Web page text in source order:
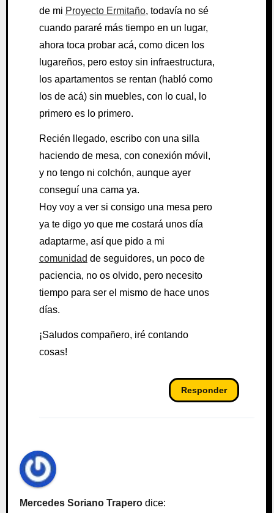
de mi Proyecto Ermitaño, todavía no sé
cuando pararé más tiempo en un lugar,
ahora toca probar acá, como dicen los
lugareños, pero estoy sin infraestructura,
los apartamentos se rentan (habló como
los de acá) sin muebles, con lo cual, lo
primero es lo primero.
Recién llegado, escribo con una silla
haciendo de mesa, con conexión móvil,
y no tengo ni colchón, aunque ayer
conseguí una cama ya.
Hoy voy a ver si consigo una mesa pero
ya te digo yo que me costará unos día
adaptarme, así que pido a mi
comunidad de seguidores, un poco de
paciencia, no os olvido, pero necesito
tiempo para ser el mismo de hace unos
días.
¡Saludos compañero, iré contando
cosas!
Responder
Mercedes Soriano Trapero dice: